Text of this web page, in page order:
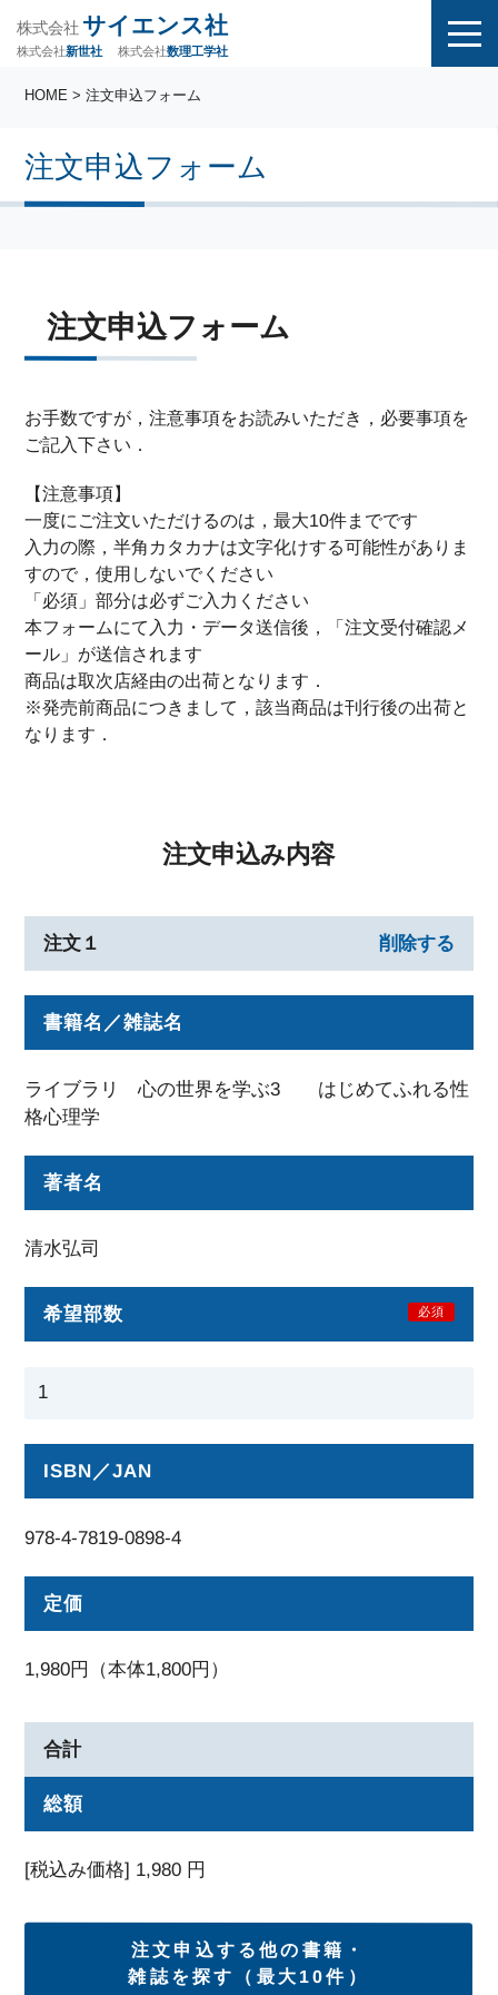
株式会社 サイエンス社
株式会社新世社 株式会社数理工学社
注文申込フォーム
HOME > 注文申込フォーム
注文申込フォーム
お手数ですが，注意事項をお読みいただき，必要事項を
ご記入下さい．
【注意事項】
一度にご注文いただけるのは，最大10件までです
入力の際，半角カタカナは文字化けする可能性がありま
すので，使用しないでください
「必須」部分は必ずご入力ください
本フォームにて入力・データ送信後，「注文受付確認メ
ール」が送信されます
商品は取次店経由の出荷となります．
※発売前商品につきまして，該当商品は刊行後の出荷と
なります．
注文申込み内容
注文１ 削除する
書籍名／雑誌名
ライブラリ 心の世界を学ぶ3 はじめてふれる性
格心理学
著者名
清水弘司
希望部数 必須
ISBN／JAN
978-4-7819-0898-4
定価
1,980円（本体1,800円）
合計
総額
[税込み価格] 1,980 円
注文申込する他の書籍・
雑誌を探す（最大10件）